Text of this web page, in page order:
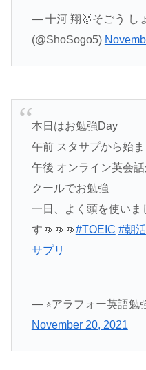
— 十河 翔🥇そごう し
(@ShoSogo5)
本日はお勉強Day
午前 スタサプから始
午後 オンライン英会
クールでお勉強
一日、よく頭を使いま
す👊👊👊#TOEIC #朝活
サプリ
— ⭐︎アラフォー英語勉
November 20, 2021